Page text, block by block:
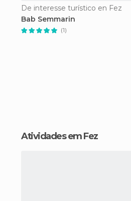
De interesse turístico en Fez
Bab Semmarin
(1)
Atividades em Fez